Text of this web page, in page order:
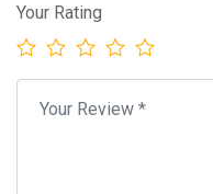
Your Rating